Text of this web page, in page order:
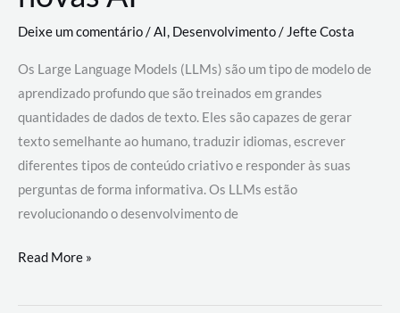
Deixe um comentário/AI, Desenvolvimento/ Jefte Costa
Os Large Language Models (LLMs) são um tipo de modelo de
aprendizado profundo que são treinados em grandes
quantidades de dados de texto. Eles são capazes de gerar
texto semelhante ao humano, traduzir idiomas, escrever
diferentes tipos de conteúdo criativo e responder às suas
perguntas de forma informativa. Os LLMs estão
revolucionando o desenvolvimento de
Large
Models
Read More »